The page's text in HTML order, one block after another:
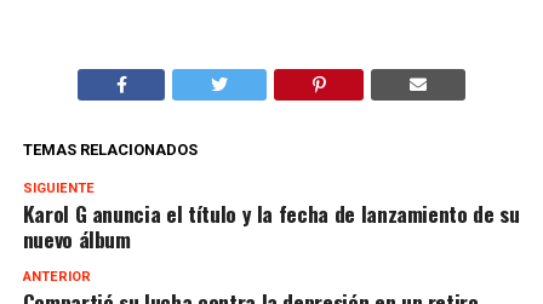
TEMAS RELACIONADOS
SIGUIENTE
Karol G anuncia el título y la fecha de lanzamiento de su
nuevo álbum
ANTERIOR